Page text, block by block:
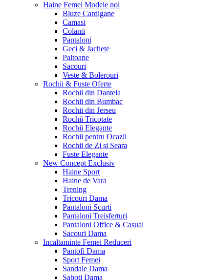
Haine Femei Modele noi
Bluze Cardigane
Camasi
Colanti
Pantaloni
Geci & Jachete
Paltoane
Sacouri
Veste & Bolerouri
Rochii & Fuste Oferte
Rochii din Dantela
Rochii din Bumbac
Rochii din Jerseu
Rochii Tricotate
Rochii Elegante
Rochii pentru Ocazii
Rochii de Zi si Seara
Fuste Elegante
New Concept Exclusiv
Haine Sport
Haine de Vara
Trening
Tricouri Dama
Pantaloni Scurti
Pantaloni Treisferturi
Pantaloni Office & Casual
Sacouri Dama
Incaltaminte Femei Reduceri
Pantofi Dama
Sport Femei
Sandale Dama
Saboti Dama